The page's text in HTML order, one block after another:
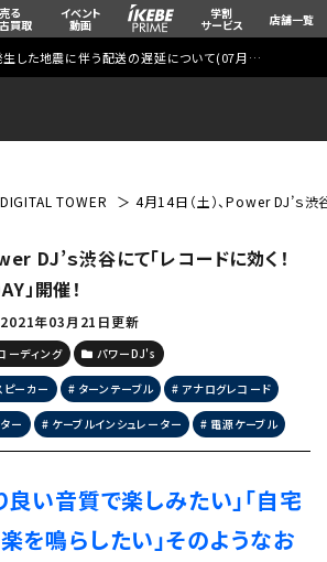
売る
買取
イベント
動画
学割
サービス 店舗一覧
生した地震に伴う配送の遅延について(07月29日
TOWER 4月14日（土）、Power DJ’ｓ渋
DJ’ｓ渋谷にて「レコードに効く！
」開催！
2021年03月21日更新
ーディング パワーDJ's
ピーカー ターンテーブル アナログレコード
ー ケーブルインシュレーター 電源ケーブル
良い音質で楽しみたい」「自宅
を鳴らしたい」そのようなお